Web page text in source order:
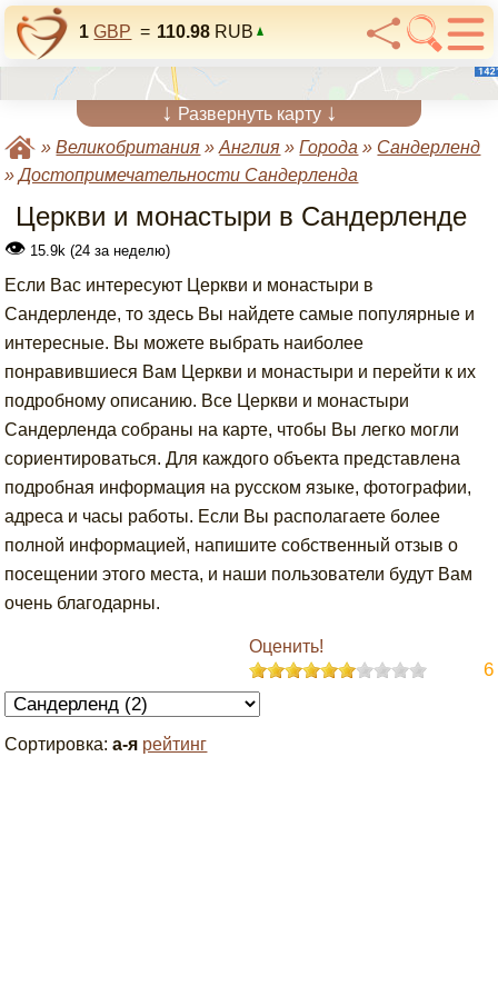
1 GBP = 110.98 RUB
↓ Развернуть карту ↓
»Великобритания »Англия »Города » Сандерленд
»Достопримечательности Сандерленда
Церкви и монастыри в Сандерленде
👁 15.9k (24 за неделю)
Если Вас интересуют Церкви и монастыри в
Сандерленде, то здесь Вы найдете самые популярные и
интересные. Вы можете выбрать наиболее
понравившиеся Вам Церкви и монастыри и перейти к их
подробному описанию. Все Церкви и монастыри
Сандерленда собраны на карте, чтобы Вы легко могли
сориентироваться. Для каждого объекта представлена
подробная информация на русском языке, фотографии,
адреса и часы работы. Если Вы располагаете более
полной информацией, напишите собственный отзыв о
посещении этого места, и наши пользователи будут Вам
очень благодарны.
Оценить!
6
Сортировка:а-я рейтинг